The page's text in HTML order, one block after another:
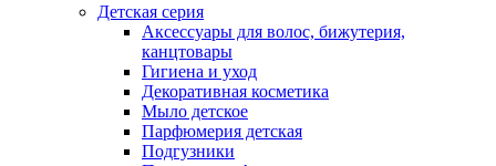
Детская серия
Аксессуары для волос, бижутерия,
канцтовары
Гигиена и уход
Декоративная косметика
Мыло детское
Парфюмерия детская
Подгузники